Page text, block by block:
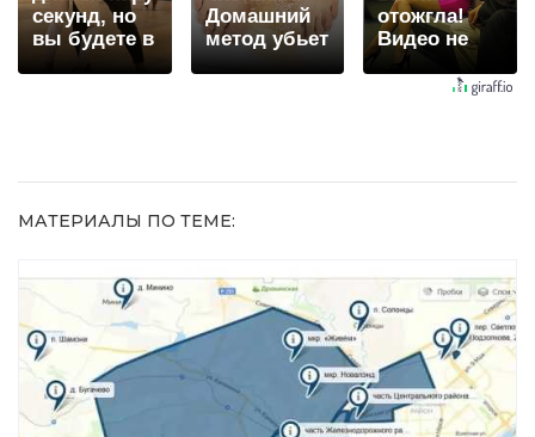
секунд, но
вы будете в
шоке от
Домашний
метод убьет
грибок,
отожгла!
Видео не
оставит
равнодушным
МАТЕРИАЛЫ ПО ТЕМЕ: